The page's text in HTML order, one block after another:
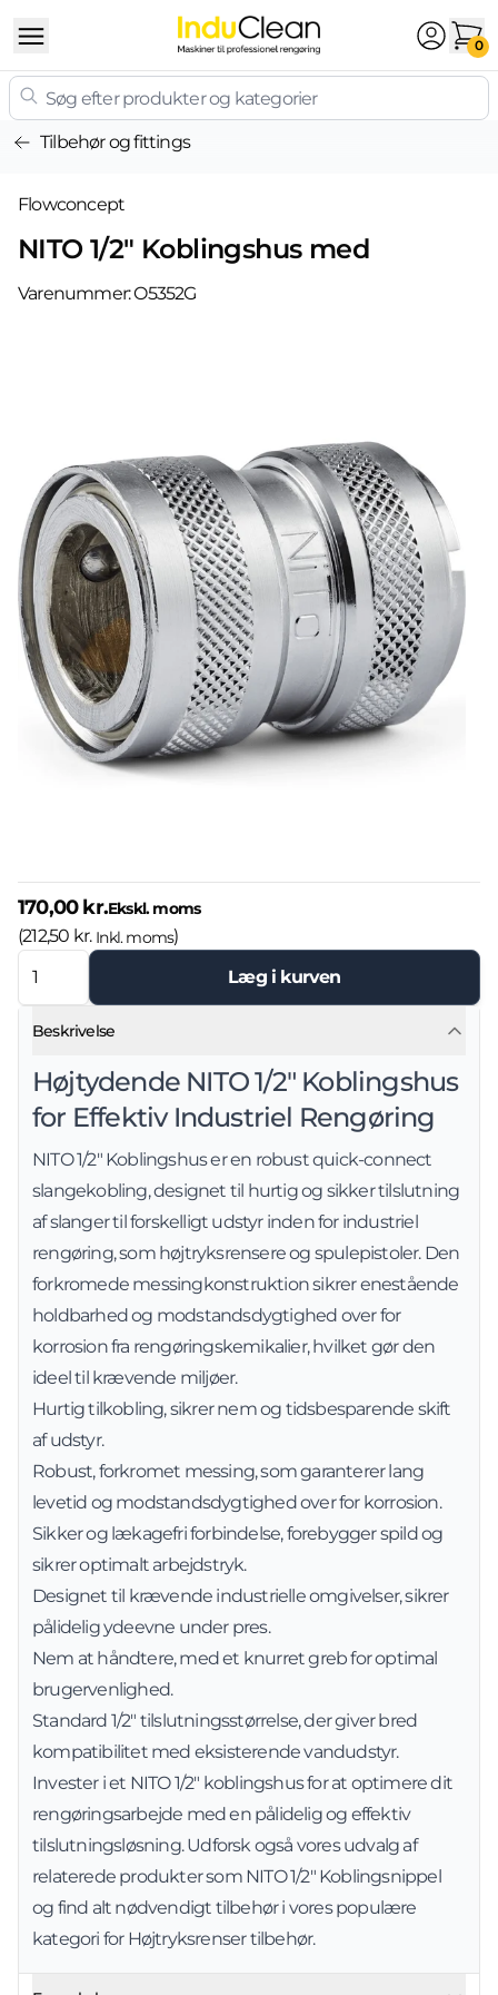
0
Tilbehør og fittings
Flowconcept
NITO 1/2" Koblingshus med
Varenummer:O5352G
170,00 kr.Ekskl. moms
(212,50 kr. Inkl. moms)
Læg i kurven
Beskrivelse
Højtydende NITO 1/2" Koblingshus
for Effektiv Industriel Rengøring
NITO 1/2" Koblingshus er en robust quick-connect
slangekobling, designet til hurtig og sikker tilslutning
af slanger til forskelligt udstyr inden for industriel
rengøring, som højtryksrensere og spulepistoler. Den
forkromede messingkonstruktion sikrer enestående
holdbarhed og modstandsdygtighed over for
korrosion fra rengøringskemikalier, hvilket gør den
ideel til krævende miljøer.
Hurtig tilkobling, sikrer nem og tidsbesparende skift
af udstyr.
Robust, forkromet messing, som garanterer lang
levetid og modstandsdygtighed over for korrosion.
Sikker og lækagefri forbindelse, forebygger spild og
sikrer optimalt arbejdstryk.
Designet til krævende industrielle omgivelser, sikrer
pålidelig ydeevne under pres.
Nem at håndtere, med et knurret greb for optimal
brugervenlighed.
Standard 1/2" tilslutningsstørrelse, der giver bred
kompatibilitet med eksisterende vandudstyr.
Invester i et NITO 1/2" koblingshus for at optimere dit
rengøringsarbejde med en pålidelig og effektiv
tilslutningsløsning. Udforsk også vores udvalg af
relaterede produkter som NITO 1/2" Koblingsnippel
og find alt nødvendigt tilbehør i vores populære
kategori for Højtryksrenser tilbehør.